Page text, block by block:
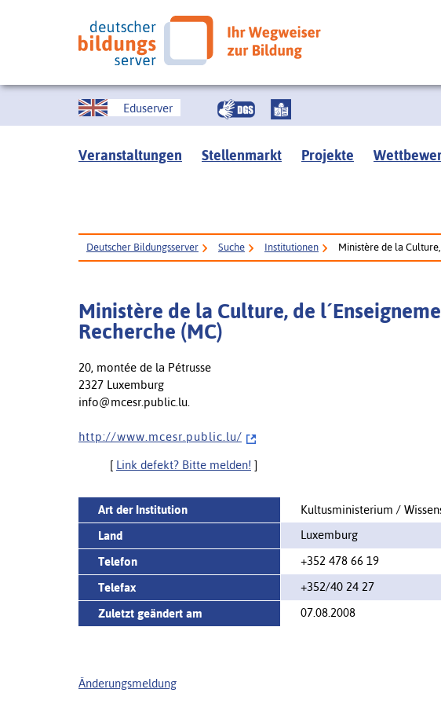
Eduserver
Veranstaltungen Stellenmarkt Projekte
Deutscher Bildungsserver Suche Institutionen Ministère de la
Ministère de la Culture, de
Recherche (MC)
20, montée de la Pétrusse
2327 Luxemburg
info@mcesr.public.lu.
h t t p : / / w w w . m c e s r . p u b l i c . l u /
[ Link defekt? Bitte melden! ]
Art der Institution
Kultusministerium /
Land
Luxemburg
Telefon
+352 478 66 19
Telefax
+352/40 24 27
Zuletzt geändert am
07.08.2008
Änderungsmeldung